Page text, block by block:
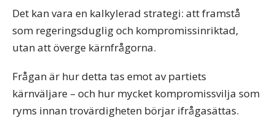
Det kan vara en kalkylerad strategi: att framstå
som regeringsduglig och kompromissinriktad,
utan att överge kärnfrågorna.
Frågan är hur detta tas emot av partiets
kärnväljare – och hur mycket kompromissvilja som
ryms innan trovärdigheten börjar ifrågasättas.